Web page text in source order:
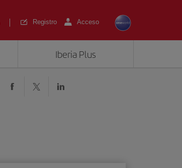
Registro Acceso
Iberia Plus